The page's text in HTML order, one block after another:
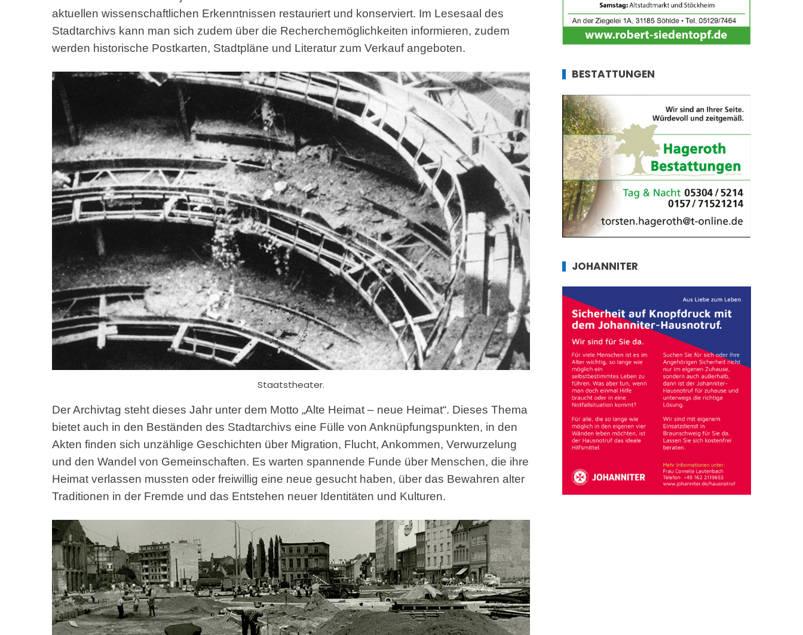
aktuellen wissenschaftlichen Erkenntnissen restauriert und konserviert. Im Lesesaal des
Stadtarchivs kann man sich zudem über die Recherchemöglichkeiten informieren, zudem
werden historische Postkarten, Stadtpläne und Literatur zum Verkauf angeboten.
Staatstheater.
Der Archivtag steht dieses Jahr unter dem Motto „Alte Heimat – neue Heimat“. Dieses Thema
bietet auch in den Beständen des Stadtarchivs eine Fülle von Anknüpfungspunkten, in den
Akten finden sich unzählige Geschichten über Migration, Flucht, Ankommen, Verwurzelung
und den Wandel von Gemeinschaften. Es warten spannende Funde über Menschen, die ihre
Heimat verlassen mussten oder freiwillig eine neue gesucht haben, über das Bewahren alter
Traditionen in der Fremde und das Entstehen neuer Identitäten und Kulturen.
BESTATTUNGEN
JOHANNITER